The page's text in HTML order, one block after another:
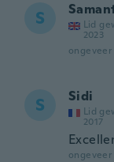
S
Lid
2023
S Sidi
Lid
2017